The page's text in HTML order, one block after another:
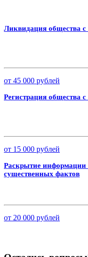
Ликвидация общества с
от 45 000 рублей
Регистрация общества
от 15 000 рублей
Раскрытие информации
существенных фактов
от 20 000 рублей